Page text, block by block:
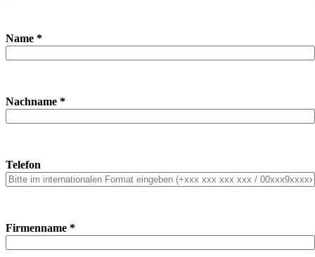
Name *
Nachname *
Telefon
Firmenname *